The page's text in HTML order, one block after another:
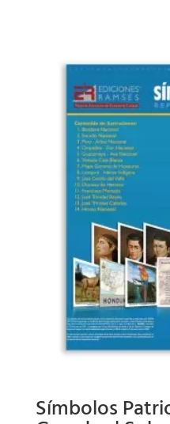
Símbolos